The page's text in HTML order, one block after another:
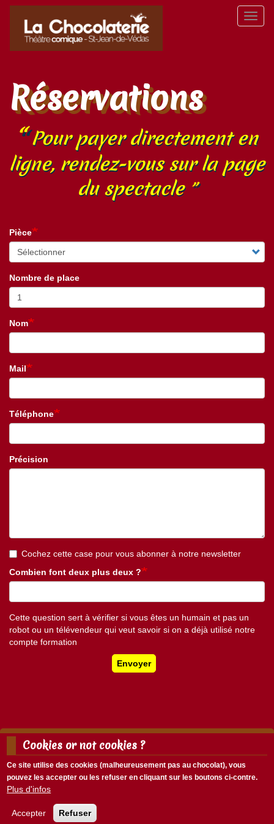
Aller
contenu
principal
Réservations
Pour payer directement en
ligne, rendez-vous sur la page
du spectacle
Pièce
Nombre de place
Nom
Mail
Téléphone
Précision
Cochez cette case pour vous abonner à notre newsletter
Combien font deux plus deux ?
Cette question sert à vérifier si vous êtes un humain et pas un
robot ou un télévendeur qui veut savoir si on a déjà utilisé notre
compte formation
Envoyer
Menu
Pied
page
Mentions légales Nous écrire
Menu
compte
Se connecter
Cookies or not cookies ?
Ce site utilise des cookies (malheureusement pas au chocolat), vous
pouvez les accepter ou les refuser en cliquant sur les boutons ci-contre.
Plus d'infos
Accepter Refuser